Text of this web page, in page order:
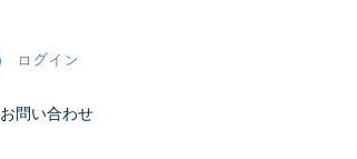
ログイン
お問い合わせ